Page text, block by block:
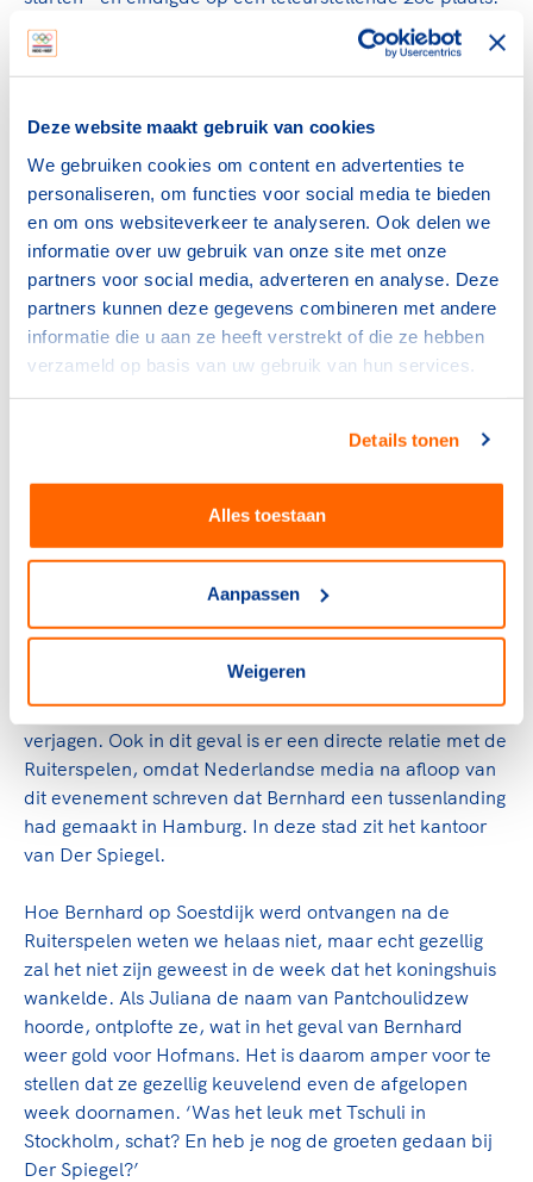
Deze website maakt gebruik van cookies
We gebruiken cookies om content en advertenties te
personaliseren, om functies voor social media te bieden
en om ons websiteverkeer te analyseren. Ook delen we
informatie over uw gebruik van onze site met onze
partners voor social media, adverteren en analyse. Deze
partners kunnen deze gegevens combineren met andere
informatie die u aan ze heeft verstrekt of die ze hebben
verzameld op basis van uw gebruik van hun services.
Details tonen
Alles toestaan
Aanpassen
Weigeren
“Het had beter gekund,” zei hij in een eerste reactie.
Toch heeft deze sporter nu nog steeds een record in
de Olympische Spelen deelnam. De dag dat hij in actie
kwam, was hij precies 67 jaar en 270 dagen oud.
Of Wilhelmina en Juliana zijn race überhaupt nog
hebben gevolgd, is twijfelachtig, want zij hadden
inmiddels een heel ander probleem aan hun hoofd.
Twee dagen voordat Pantchoulidzew in actie kwam, had
Der Spiegel een groot artikel over Greet Hofmans
gepubliceerd, waarmee het conflict tussen Juliana en
Bernhard op straat lag. Het koningshuis hobbelde zo in
andere met als enige constante dat elke keer dezelfde
partijen tegenover elkaar stonden – of het nou over
Pantchoulidzew of over Hofmans ging.
Greet Hofmansaffaire
In de vele onderzoeken naar de Greet Hofmansaffaire is
inmiddels overeenstemming bereikt over de rol van
had gelegd met Der Spiegel om zo het conflict op straat
te gooien, om daarmee Hofmans van het hof te
verjagen. Ook in dit geval is er een directe relatie met de
Ruiterspelen, omdat Nederlandse media na afloop van
dit evenement schreven dat Bernhard een tussenlanding
had gemaakt in Hamburg. In deze stad zit het kantoor
van Der Spiegel.
Hoe Bernhard op Soestdijk werd ontvangen na de
Ruiterspelen weten we helaas niet, maar echt gezellig
zal het niet zijn geweest in de week dat het koningshuis
wankelde. Als Juliana de naam van Pantchoulidzew
hoorde, ontplofte ze, wat in het geval van Bernhard
weer gold voor Hofmans. Het is daarom amper voor te
stellen dat ze gezellig keuvelend even de afgelopen
week doornamen. ‘Was het leuk met Tschuli in
Stockholm, schat? En heb je nog de groeten gedaan bij
Der Spiegel?’